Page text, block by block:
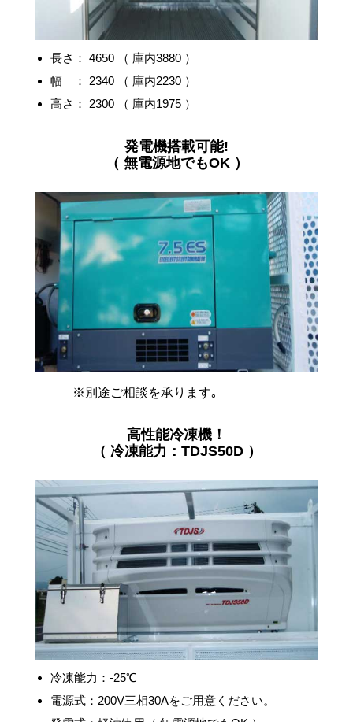
長さ： 4650 （ 庫内3880 ）
幅 ： 2340 （ 庫内2230 ）
高さ： 2300 （ 庫内1975 ）
発電機搭載可能!
（ 無電源地でもOK ）
※別途ご相談を承ります｡
高性能冷凍機！
（ 冷凍能力：TDJS50D ）
冷凍能力：-25℃
電源式：200V三相30Aをご用意ください。